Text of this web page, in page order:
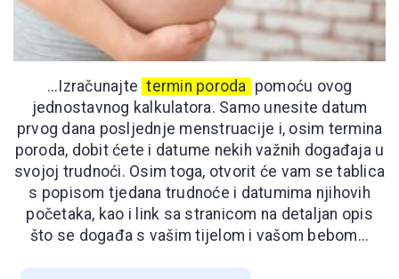
...Izračunajte termin poroda pomoću ovog
jednostavnog kalkulatora. Samo unesite datum
prvog dana posljednje menstruacije i, osim termina
poroda, dobit ćete i datume nekih važnih događaja u
svojoj trudnoći. Osim toga, otvorit će vam se tablica
s popisom tjedana trudnoće i datumima njihovih
početaka, kao i link sa stranicom na detaljan opis
što se događa s vašim tijelom i vašom bebom...